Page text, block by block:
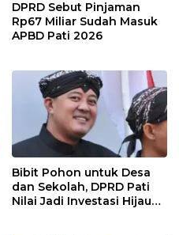
DPRD Sebut Pinjaman
Rp67 Miliar Sudah Masuk
APBD Pati 2026
Bibit Pohon untuk Desa
dan Sekolah, DPRD Pati
Nilai Jadi Investasi Hijau